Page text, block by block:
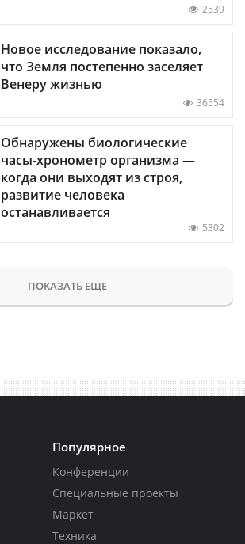
2539
Новое исследование показало,
что Земля постепенно заселяет
Венеру жизнью
36554
Обнаружены биологические
часы-хронометр организма —
когда они выходят из строя,
развитие человека
останавливается
5302
ПОКАЗАТЬ ЕЩЕ
Популярное
Конференции
Специальные проекты
Маркет
Техника